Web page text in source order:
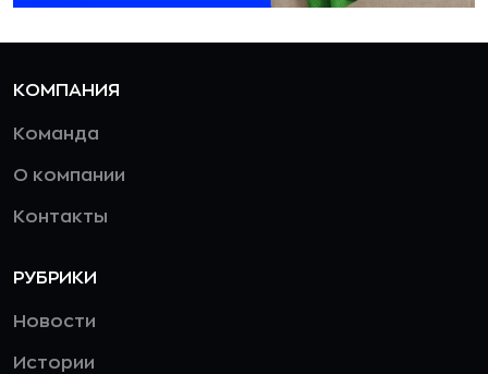
КОМПАНИЯ
Команда
О компании
Контакты
РУБРИКИ
Новости
Истории